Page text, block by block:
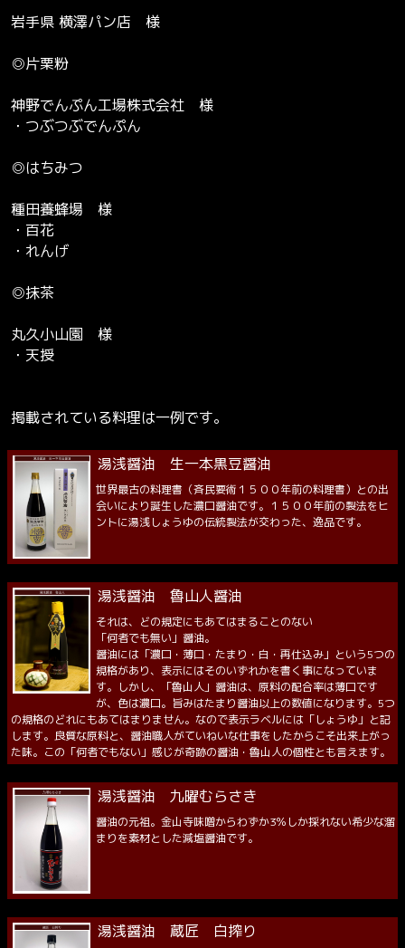
岩手県 横澤パン店 様
◎片栗粉
神野でんぷん工場株式会社 様
・つぶつぶでんぷん
◎はちみつ
種田養蜂場 様
・百花
・れんげ
◎抹茶
丸久小山園 様
・天授
掲載されている料理は一例です。
湯浅醤油 生一本黒豆醤油
世界最古の料理書（斉民要術１５００年前の料理書）との出
会いにより誕生した濃口醤油です。１５００年前の製法をヒ
ントに湯浅しょうゆの伝統製法が交わった、逸品です。
湯浅醤油 魯山人醤油
それは、どの規定にもあてはまることのない
「何者でも無い」醤油。
醤油には「濃口・薄口・たまり・白・再仕込み」という5つの
規格があり、表示にはそのいずれかを書く事になっていま
す。しかし、「魯山人」醤油は、原料の配合率は薄口です
が、色は濃口。旨みはたまり醤油以上の数値になります。5つ
の規格のどれにもあてはまりません。なので表示ラベルには「しょうゆ」と記
します。良質な原料と、醤油職人がていねいな仕事をしたからこそ出来上がっ
た味。この「何者でもない」感じが奇跡の醤油・魯山人の個性とも言えます。
湯浅醤油 九曜むらさき
醤油の元祖。金山寺味噌からわずか3％しか採れない希少な溜
まりを素材とした減塩醤油です。
湯浅醤油 蔵匠 白搾り